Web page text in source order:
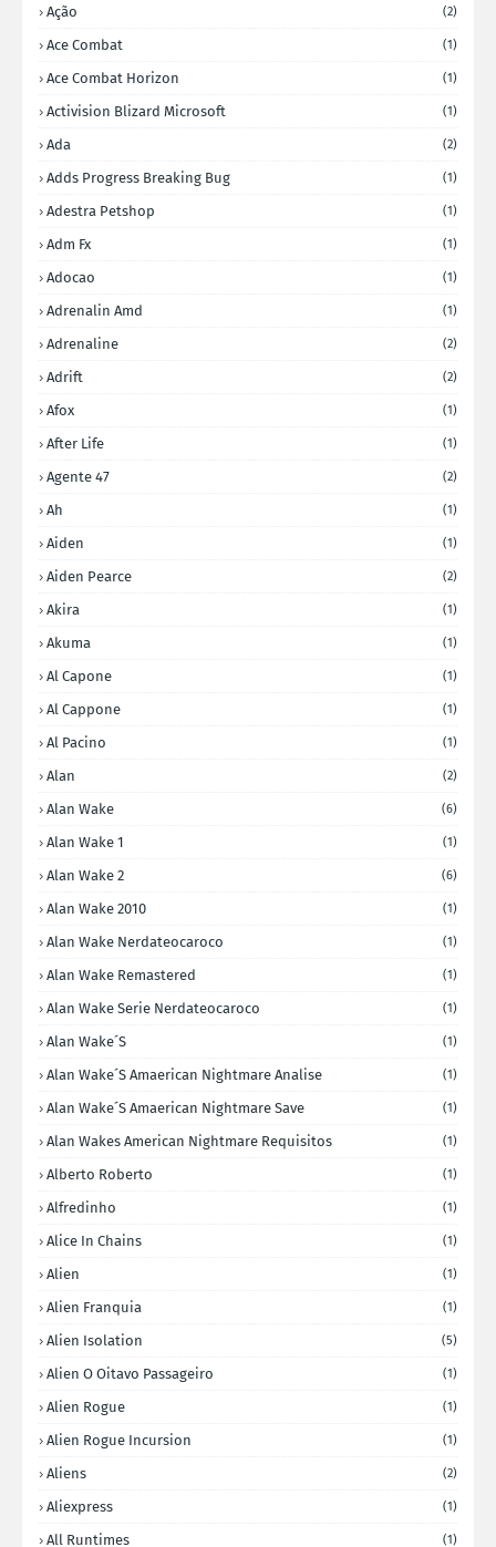
Ação (2)
Ace Combat (1)
Ace Combat Horizon (1)
Activision Blizard Microsoft (1)
Ada (2)
Adds Progress Breaking Bug (1)
Adestra Petshop (1)
Adm Fx (1)
Adocao (1)
Adrenalin Amd (1)
Adrenaline (2)
Adrift (2)
Afox (1)
After Life (1)
Agente 47 (2)
Ah (1)
Aiden (1)
Aiden Pearce (2)
Akira (1)
Akuma (1)
Al Capone (1)
Al Cappone (1)
Al Pacino (1)
Alan (2)
Alan Wake (6)
Alan Wake 1 (1)
Alan Wake 2 (6)
Alan Wake 2010 (1)
Alan Wake Nerdateocaroco (1)
Alan Wake Remastered (1)
Alan Wake Serie Nerdateocaroco (1)
Alan Wake´s (1)
Alan Wake´s Amaerican Nightmare Analise (1)
Alan Wake´s Amaerican Nightmare Save (1)
Alan Wakes American Nightmare Requisitos (1)
Alberto Roberto (1)
Alfredinho (1)
Alice In Chains (1)
Alien (1)
Alien Franquia (1)
Alien Isolation (5)
Alien O Oitavo Passageiro (1)
Alien Rogue (1)
Alien Rogue Incursion (1)
Aliens (2)
Aliexpress (1)
All Runtimes (1)